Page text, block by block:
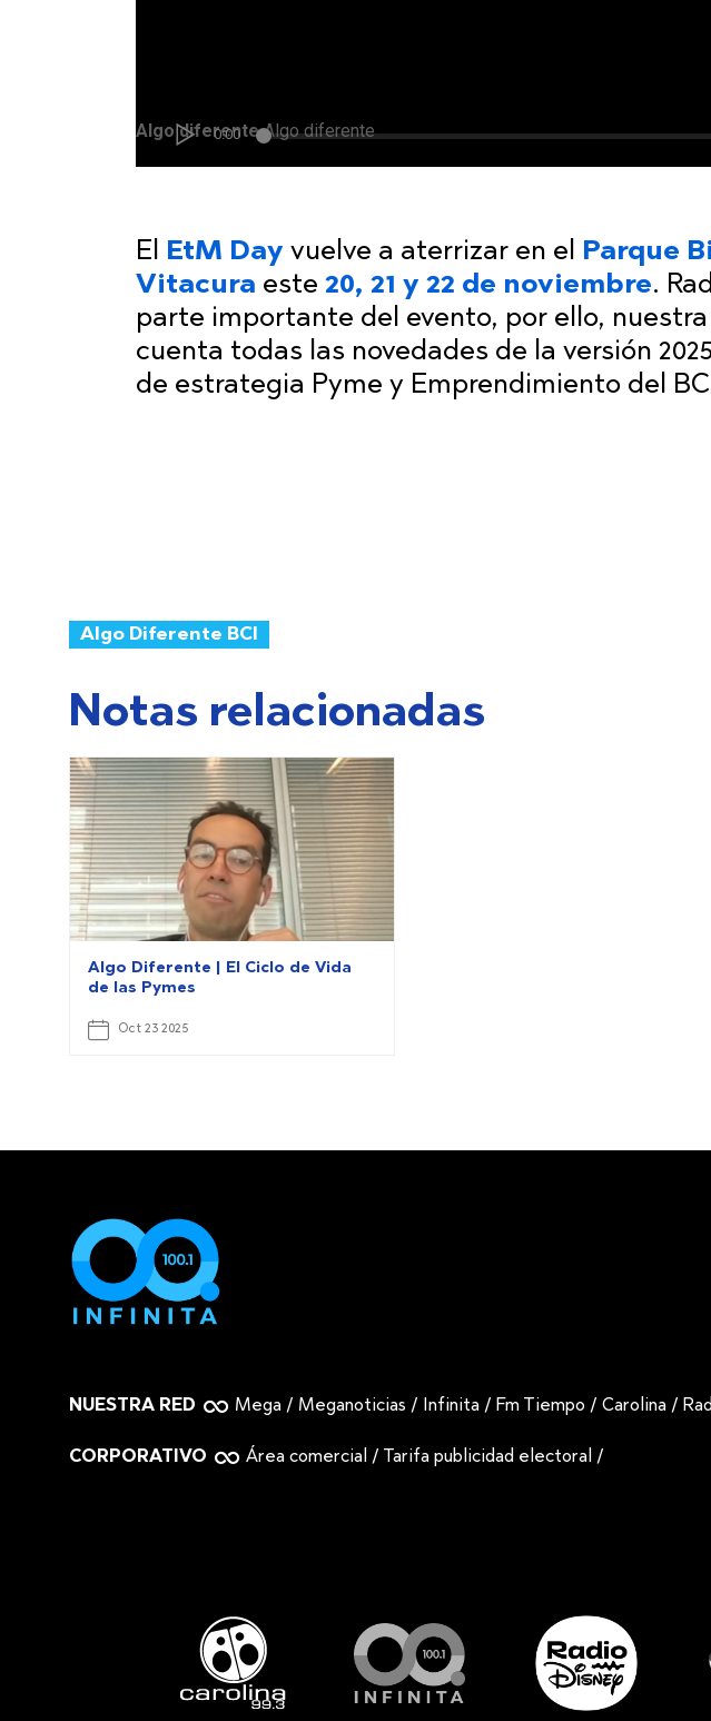
El EtM Day vuelve a aterrizar en el Parque
Vitacura este 20, 21 y 22 de noviembre.
parte importante del evento, por ello,
cuenta todas las novedades de la versión
de estrategia Pyme y Emprendimiento del
Algo Diferente BCI
Notas relacionadas
Algo Diferente | El Ciclo de Vida
de las Pymes
Oct 23 2025
NUESTRA RED Mega / Meganoticias / Infinita /Fm Tiempo /Carolina /
CORPORATIVO Área comercial / Tarifa publicidad electoral /